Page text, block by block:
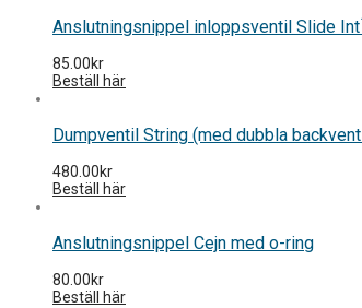
Anslutningsnippel inloppsventil Slide
85.00kr
Beställ här
Dumpventil String (med dubbla
480.00kr
Beställ här
Anslutningsnippel Cejn med o-ring
80.00kr
Beställ här